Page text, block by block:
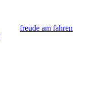
freude am fahren